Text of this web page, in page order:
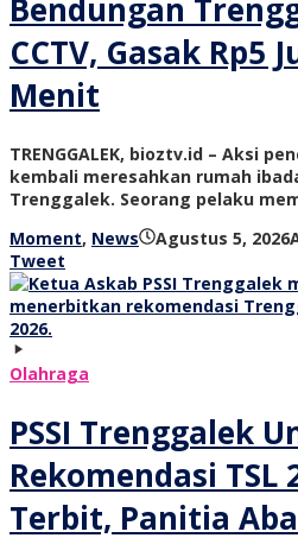
Bendungan
CCTV, Gasak Rp5
Menit
TRENGGALEK, bioztv.id – Aksi
kembali meresahkan rumah
Trenggalek. Seorang pelaku
Moment, News Agustus 5, 2026
Tweet
Olahraga
PSSI Trenggalek
Rekomendasi TSL
Terbit, Panitia